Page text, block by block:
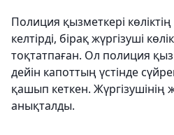
Полиция қызметкері
келтірді, бірақ жүргізуші
тоқтатпаған. Ол полиция
дейін капоттың үстінде
қашып кеткен. Жүргізушінің
анықталды.